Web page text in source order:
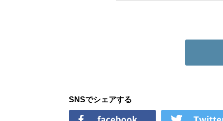
SNSでシェアする